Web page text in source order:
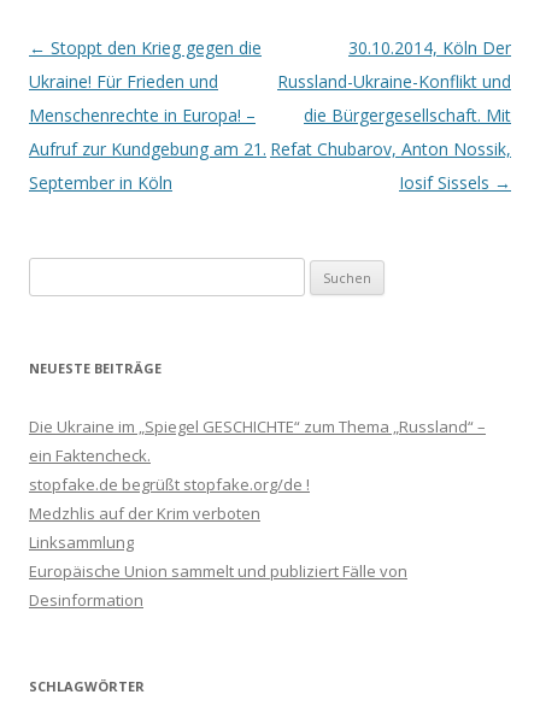
Beitrags-
Navigation
← Stoppt den Krieg gegen die
Ukraine! Für Frieden und
Menschenrechte in Europa! –
Aufruf zur Kundgebung am 21.
September in Köln
30.10.2014, Köln Der
Russland-Ukraine-Konflikt und
die Bürgergesellschaft. Mit
Refat Chubarov, Anton Nossik,
Iosif Sissels →
nach:
NEUESTE BEITRÄGE
Die Ukraine im „Spiegel GESCHICHTE“ zum Thema „Russland“ –
ein Faktencheck.
stopfake.de begrüßt stopfake.org/de !
Medzhlis auf der Krim verboten
Linksammlung
Europäische Union sammelt und publiziert Fälle von
Desinformation
SCHLAGWÖRTER